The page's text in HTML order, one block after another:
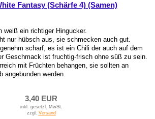
Fantasy (Schärfe 4) (Samen)
weiß ein richtiger Hingucker.
nur hübsch aus, sie schmecken auch gut.
scharf, es ist ein Chili der auch auf dem
Geschmack ist fruchtig-frisch ohne süß zu sein.
mit Früchten behangen, sie sollten an
angebunden werden.
3,40 EUR
inkl. gesetzl. MwSt.
zzgl. Versand